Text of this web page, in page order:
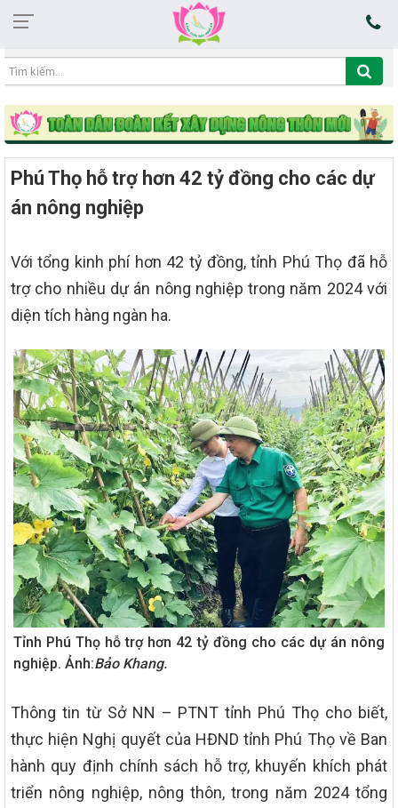
04:16:56 08/08/2026
Phú Thọ hỗ trợ hơn 42 tỷ đồng cho các dự
án nông nghiệp
Với tổng kinh phí hơn 42 tỷ đồng, tỉnh Phú Thọ đã hỗ
trợ cho nhiều dự án nông nghiệp trong năm 2024 với
diện tích hàng ngàn ha.
Tỉnh Phú Thọ hỗ trợ hơn 42 tỷ đồng cho các dự án nông
nghiệp. Ảnh:Bảo Khang.
Thông tin từ Sở NN – PTNT tỉnh Phú Thọ cho biết,
thực hiện Nghị quyết của HĐND tỉnh Phú Thọ về Ban
hành quy định chính sách hỗ trợ, khuyến khích phát
triển nông nghiệp, nông thôn, trong năm 2024 tổng